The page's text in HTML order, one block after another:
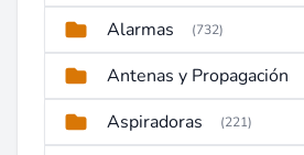
Alarmas (732)
Antenas y Propagación
Aspiradoras (221)